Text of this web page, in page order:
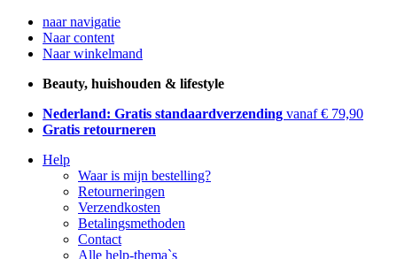
naar navigatie
Naar content
Naar winkelmand
Beauty, huishouden & lifestyle
Nederland: Gratis standaardverzending vanaf € 79,90
Gratis retourneren
Help
Waar is mijn bestelling?
Retourneringen
Verzendkosten
Betalingsmethoden
Contact
Alle help-thema`s